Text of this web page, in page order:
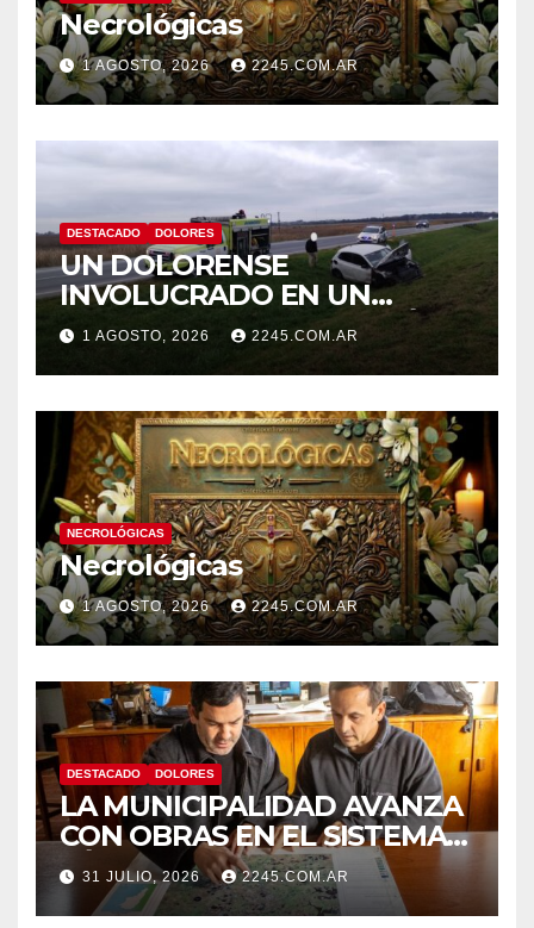
Necrológicas
1 AGOSTO, 2026 2245.COM.AR
DESTACADO DOLORES
UN DOLORENSE
INVOLUCRADO EN UN
SINIESTRO QUE TERMINÓ
CON DESPISTE Y VUELCO
1 AGOSTO, 2026 2245.COM.AR
NECROLÓGICAS
Necrológicas
1 AGOSTO, 2026 2245.COM.AR
DESTACADO DOLORES
LA MUNICIPALIDAD AVANZA
CON OBRAS EN EL SISTEMA
HÍDRICO DE DOLORES
31 JULIO, 2026 2245.COM.AR